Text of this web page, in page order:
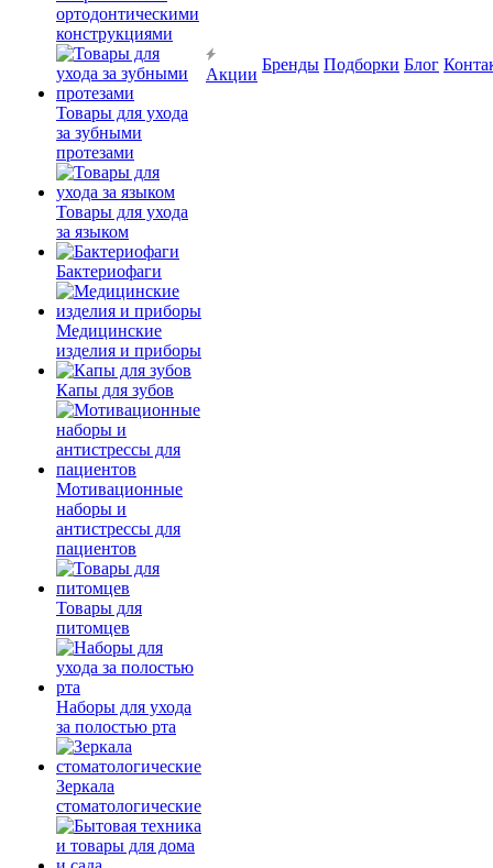
ортодонтическими
конструкциями
Товары для ухода
за зубными
протезами
Товары для ухода
за языком
Бактериофаги
Медицинские
изделия и приборы
Капы для зубов
Мотивационные
наборы и
антистрессы для
пациентов
Товары для
питомцев
Наборы для ухода
за полостью рта
Зеркала
стоматологические
Акции
Бренды Подборки Блог